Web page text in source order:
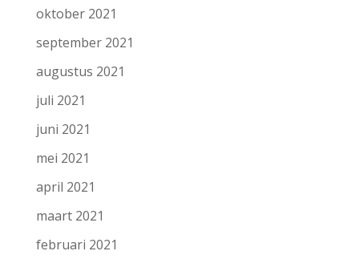
oktober 2021
september 2021
augustus 2021
juli 2021
juni 2021
mei 2021
april 2021
maart 2021
februari 2021